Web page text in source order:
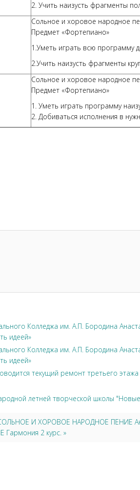
2. Учить наизусть фрагменты
Сольное и хоровое народное
Предмет «Фортепиано»
1.Уметь играть всю программу
2.Учить наизусть фрагменты
Сольное и хоровое народное
Предмет «Фортепиано»
1. Уметь играть программу
2. Добиваться исполнения в
Колледжа им. А.П. Бородина
идеей»
Колледжа им. А.П. Бородина
идеей»
текущий ремонт третьего этажа
летней творческой школы
И ХОРОВОЕ НАРОДНОЕ ПЕНИЕ
2 курс. »